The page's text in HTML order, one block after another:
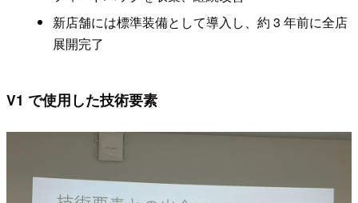
新店舗には標準装備として導入し、約 3 年前に全店
展開完了
V1 で使用した技術要素